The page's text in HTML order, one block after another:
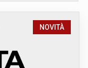
NOVITÀ